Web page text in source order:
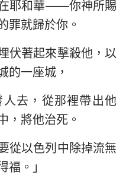
5
耶和華——你神所賜
罪就歸於你。
伏著起來擊殺他，以
的一座城，
去，從那裡帶出他
，將他治死。
從以色列中除掉流無
福。」